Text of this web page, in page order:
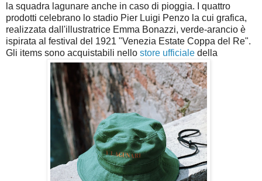
la squadra lagunare anche in caso di pioggia. I quattro
prodotti celebrano lo stadio Pier Luigi Penzo la cui grafica,
realizzata dall'illustratrice Emma Bonazzi, verde-arancio è
ispirata al festival del 1921 "Venezia Estate Coppa del Re".
Gli items sono acquistabili nello store ufficiale della